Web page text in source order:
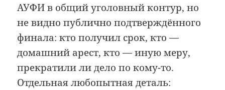
АУФИ в общий уголовный контур, но
не видно публично подтверждённого
финала: кто получил срок, кто —
домашний арест, кто — иную меру,
прекратили ли дело по кому-то.
Отдельная любопытная деталь: